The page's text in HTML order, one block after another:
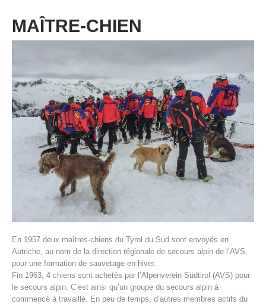
MAÎTRE-CHIEN
En 1957 deux maîtres-chiens du Tyrol du Sud sont envoyés en
Autriche, au nom de la direction régionale de secours alpin de l’AVS,
pour une formation de sauvetage en hiver.
Fin 1963, 4 chiens sont achetés par l’Alpenverein Südtirol (AVS) pour
le secours alpin. C’est ainsi qu’un groupe du secours alpin à
commencé à travaillé. En peu de temps, d’autres membres actifs du